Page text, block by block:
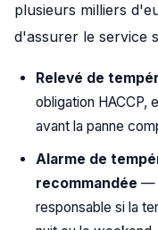
plusieurs milliers
d'assurer le service
Relevé de
obligation HACCP,
avant la panne
Alarme de
recommandée —
responsable si la